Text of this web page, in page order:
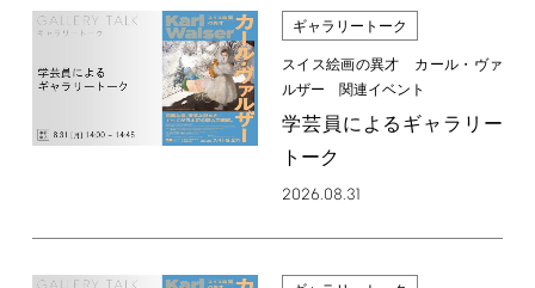
ギャラリートーク
スイス絵画の異才 カール・ヴァ
ルザー 関連イベント
学芸員によるギャラリー
トーク
2026.08.31